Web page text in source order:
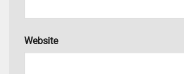
Website